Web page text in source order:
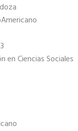
en Ciencias Sociales